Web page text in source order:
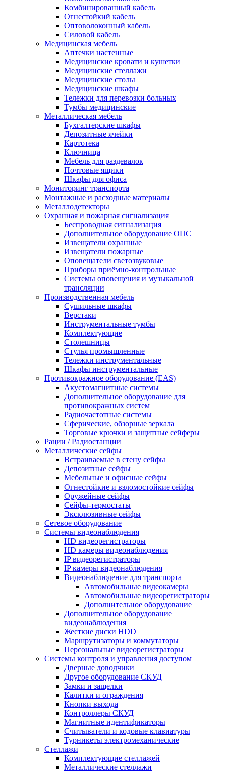
Комбинированный кабель
Огнестойкий кабель
Оптоволоконный кабель
Силовой кабель
Медицинская мебель
Аптечки настенные
Медицинские кровати и кушетки
Медицинские стеллажи
Медицинские столы
Медицинские шкафы
Тележки для перевозки больных
Тумбы медицинские
Металлическая мебель
Бухгалтерские шкафы
Депозитные ячейки
Картотека
Ключница
Мебель для раздевалок
Почтовые ящики
Шкафы для офиса
Мониторинг транспорта
Монтажные и расходные материалы
Металлодетекторы
Охранная и пожарная сигнализация
Беспроводная сигнализация
Дополнительное оборудование ОПС
Извещатели охранные
Извещатели пожарные
Оповещатели светозвуковые
Приборы приёмно-контрольные
Системы оповещения и музыкальной
трансляции
Производственная мебель
Cушильные шкафы
Верстаки
Инструментальные тумбы
Комплектующие
Столешницы
Стулья промышленные
Тележки инструментальные
Шкафы инструментальные
Противокражное оборудование (EAS)
Акустомагнитные системы
Дополнительное оборудование для
противокражных систем
Радиочастотные системы
Сферические, обзорные зеркала
Торговые крючки и защитные сейферы
Рации / Радиостанции
Металлические сейфы
Встраиваемые в стену сейфы
Депозитные сейфы
Мебельные и офисные сейфы
Огнестойкие и взломостойкие сейфы
Оружейные сейфы
Сейфы-термостаты
Эксклюзивные сейфы
Сетевое оборудование
Системы видеонаблюдения
HD видеорегистраторы
HD камеры видеонаблюдения
IP видеорегистраторы
IP камеры видеонаблюдения
Видеонаблюдение для транспорта
Автомобильные видеокамеры
Автомобильные видеорегистраторы
Дополнительное оборудование
Дополнительное оборудование
видеонаблюдения
Жесткие диски HDD
Маршрутизаторы и коммутаторы
Персональные видеорегистраторы
Системы контроля и управления доступом
Дверные доводчики
Другое оборудование СКУД
Замки и защелки
Калитки и ограждения
Кнопки выхода
Контроллеры СКУД
Магнитные идентификаторы
Считыватели и кодовые клавиатуры
Турникеты электромеханические
Стеллажи
Комплектующие стеллажей
Металлические стеллажи